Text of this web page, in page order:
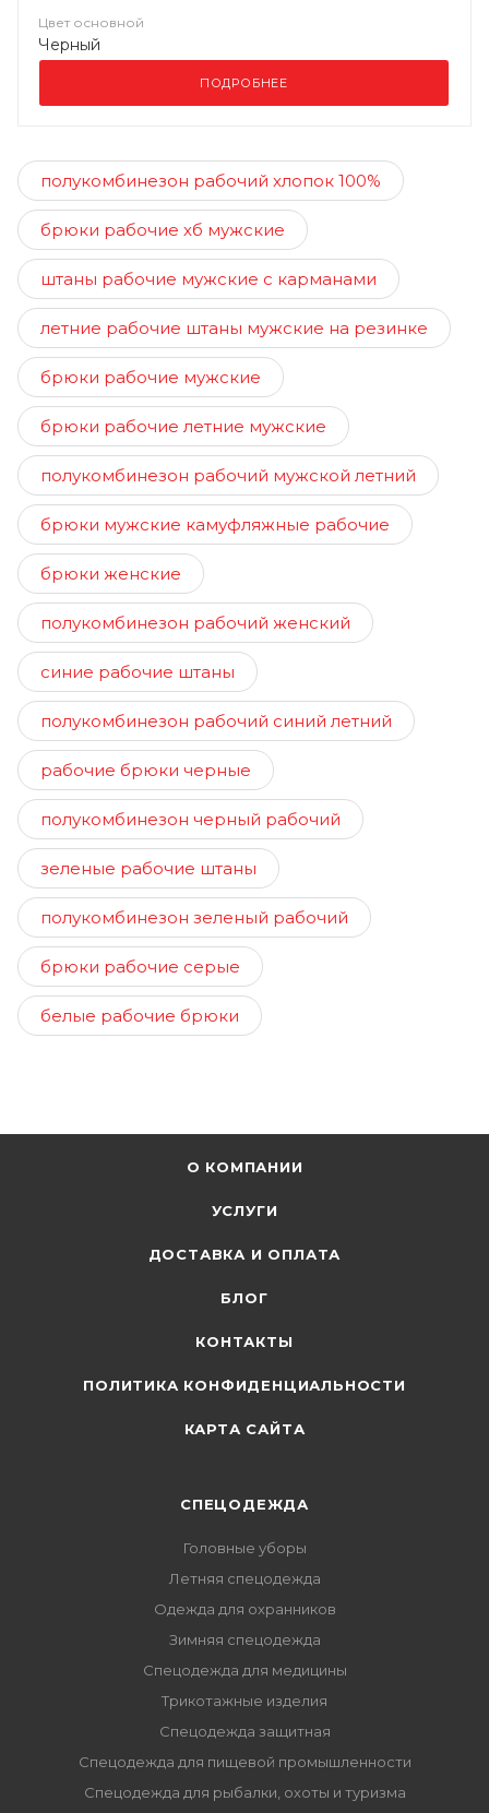
Цвет основной
Черный
ПОДРОБНЕЕ
полукомбинезон рабочий хлопок 100%
брюки рабочие хб мужские
штаны рабочие мужские с карманами
летние рабочие штаны мужские на резинке
брюки рабочие мужские
брюки рабочие летние мужские
полукомбинезон рабочий мужской летний
брюки мужские камуфляжные рабочие
брюки женские
полукомбинезон рабочий женский
синие рабочие штаны
полукомбинезон рабочий синий летний
рабочие брюки черные
полукомбинезон черный рабочий
зеленые рабочие штаны
полукомбинезон зеленый рабочий
брюки рабочие серые
белые рабочие брюки
О КОМПАНИИ
УСЛУГИ
ДОСТАВКА И ОПЛАТА
БЛОГ
КОНТАКТЫ
ПОЛИТИКА КОНФИДЕНЦИАЛЬНОСТИ
КАРТА САЙТА
СПЕЦОДЕЖДА
Головные уборы
Летняя спецодежда
Одежда для охранников
Зимняя спецодежда
Спецодежда для медицины
Трикотажные изделия
Спецодежда защитная
Спецодежда для пищевой промышленности
Спецодежда для рыбалки, охоты и туризма